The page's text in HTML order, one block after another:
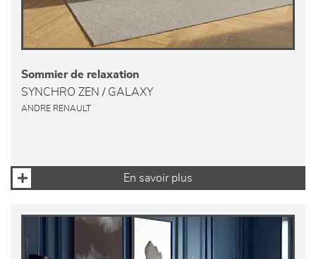
Sommier de relaxation
SYNCHRO ZEN / GALAXY
ANDRE RENAULT
En savoir plus